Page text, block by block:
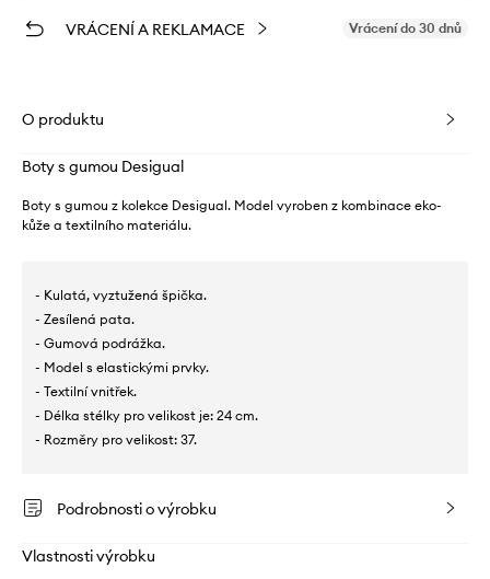
VRÁCENÍ A REKLAMACE Vrácení do 30 dnů
O produktu
Boty s gumou Desigual
Boty s gumou z kolekce Desigual. Model vyroben z kombinace eko-
kůže a textilního materiálu.
- Kulatá, vyztužená špička.
- Zesílená pata.
- Gumová podrážka.
- Model s elastickými prvky.
- Textilní vnitřek.
- Délka stélky pro velikost je: 24 cm.
- Rozměry pro velikost: 37.
Podrobnosti o výrobku
Vlastnosti výrobku